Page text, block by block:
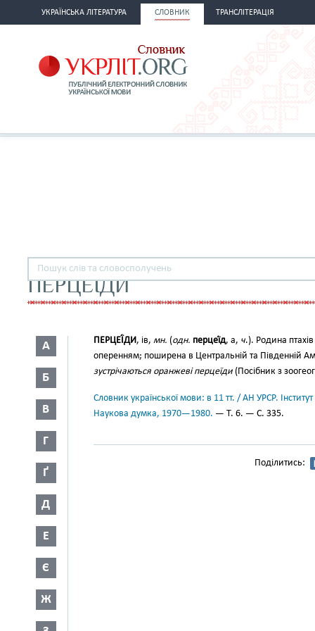
УКРАЇНСЬКА ЛІТЕРАТУРА СЛОВНИК ТРАНСЛІТЕРАЦІЯ
ПЕРЦЕЇДИ
А
Б
В
Г
Ґ
Д
Е
Є
Ж
ПЕРЦЕЇ́ДИ, ів, мн. (одн. перцеї́д, а, ч.). Родина
оперенням; поширена в Центральній та Південній
зустрічаються оранжеві перцеїди (Посібник з
Словник української мови: в 11 тт. / АН УРСР.
Наукова думка, 1970—1980. — Т. 6. — С. 335.
Поділитись: